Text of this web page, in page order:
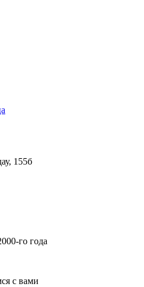
155б
го года
с вами